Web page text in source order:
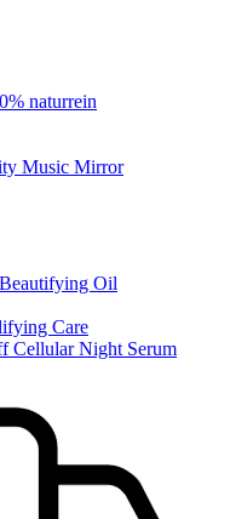
naturrein
Music Mirror
Oil
Care
Cellular Night Serum